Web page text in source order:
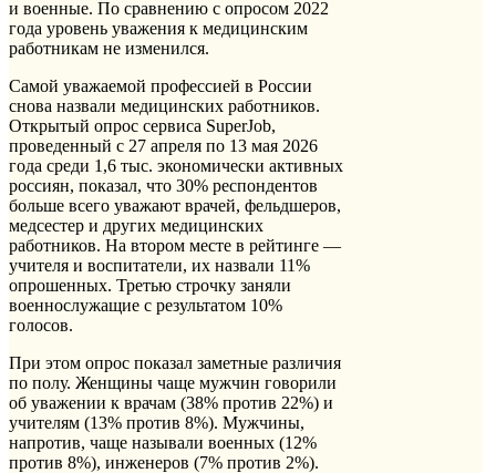
и военные. По сравнению с опросом 2022
года уровень уважения к медицинским
работникам не изменился.
Самой уважаемой профессией в России
снова назвали медицинских работников.
Открытый опрос сервиса SuperJob,
проведенный с 27 апреля по 13 мая 2026
года среди 1,6 тыс. экономически активных
россиян, показал, что 30% респондентов
больше всего уважают врачей, фельдшеров,
медсестер и других медицинских
работников. На втором месте в рейтинге —
учителя и воспитатели, их назвали 11%
опрошенных. Третью строчку заняли
военнослужащие с результатом 10%
голосов.
При этом опрос показал заметные различия
по полу. Женщины чаще мужчин говорили
об уважении к врачам (38% против 22%) и
учителям (13% против 8%). Мужчины,
напротив, чаще называли военных (12%
против 8%), инженеров (7% против 2%).